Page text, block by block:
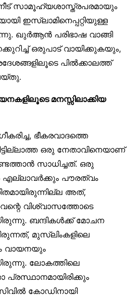
സാമൂഹ്യശാസ്ത്രപരമായും
ഇസ്‌ലാമിനെപ്പറ്റിയുള്ള
ഖുർആൻ പരിഭാഷ വാങ്ങി
ഒരുപാട് വായിക്കുകയും,
പിൽക്കാലത്ത്
മനസ്സിലാക്കിയ
ഭീകരവാദത്തെ
ഒരു നേതാവിനെയാണ്
സാധിച്ചത്. ഒരു
എല്ലാവർക്കും പൗരത്വം
അത്,
വിശ്വാസത്തോടെ
ബന്ദികൾക്ക് മോചന
മുസ്‌ലിംകളിലെ
വായനയും
ലോകത്തിലെ
കോഡിനായി